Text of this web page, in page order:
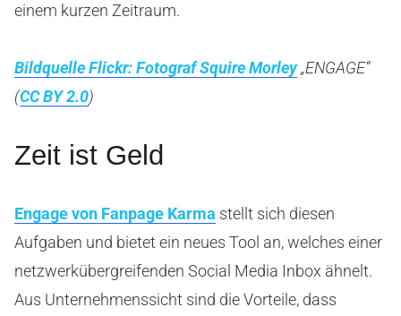
einem kurzen Zeitraum.
Bildquelle Flickr: Fotograf Squire Morley„ENGAGE“
(CC BY 2.0)
Zeit ist Geld
Engage von Fanpage Karma stellt sich diesen
Aufgaben und bietet ein neues Tool an, welches einer
netzwerkübergreifenden Social Media Inbox ähnelt.
Aus Unternehmenssicht sind die Vorteile, dass